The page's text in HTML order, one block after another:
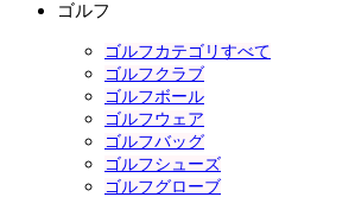
ゴルフ
ゴルフカテゴリすべて
ゴルフクラブ
ゴルフボール
ゴルフウェア
ゴルフバッグ
ゴルフシューズ
ゴルフグローブ